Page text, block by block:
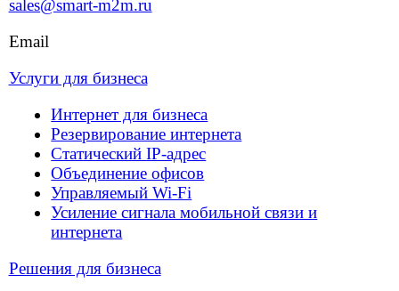
Контакты
Услуги для бизнеса
Операторам связи
Оборудование
О компании
Блог
Контакты
Услуги для бизнеса
Решения для бизнеса
Оборудование